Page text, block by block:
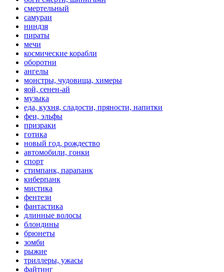
смертельный
самураи
ниндзя
пираты
мечи
космические корабли
оборотни
ангелы
монстры, чудовища, химеры
яой, сенен-ай
музыка
еда, кухня, сладости, пряности, напитки
феи, эльфы
призраки
готика
новый год, рождество
автомобили, гонки
спорт
стимпанк, парапанк
киберпанк
мистика
фентези
фантастика
длинные волосы
блондины
брюнеты
зомби
рыжие
триллеры, ужасы
файтинг